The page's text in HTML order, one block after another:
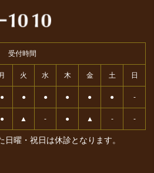
受付時間
月 火 水 木 金 土 日
● ● ● ● ● ● -
● ▲ - ● ▲ - -
曜・祝日は休診となります。